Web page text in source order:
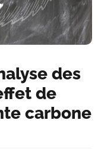
des
de
carbone